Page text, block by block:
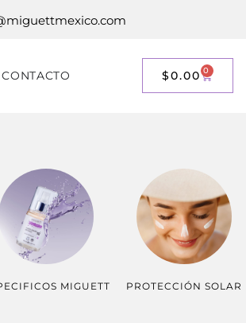
CONTACTO $0.00 0
MIGUETT PROTECCIÓN SOLAR